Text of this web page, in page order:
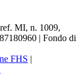
MI, n. 1009,
| Fondo di
FHS |